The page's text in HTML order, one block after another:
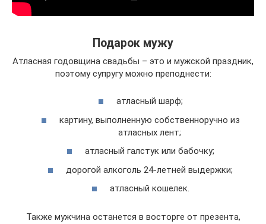
Подарок мужу
Атласная годовщина свадьбы – это и мужской праздник,
поэтому супругу можно преподнести:
атласный шарф;
картину, выполненную собственноручно из
атласных лент;
атласный галстук или бабочку;
дорогой алкоголь 24-летней выдержки;
атласный кошелек.
Также мужчина останется в восторге от презента,